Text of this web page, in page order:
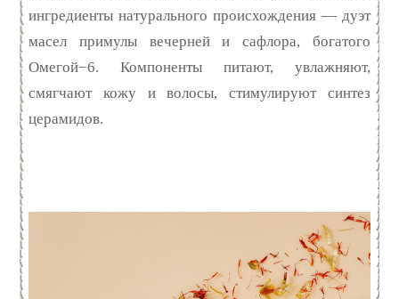
ингредиенты натурального происхождения — дуэт
масел примулы вечерней и сафлора, богатого
Омегой−6. Компоненты питают, увлажняют,
смягчают кожу и волосы, стимулируют синтез
церамидов.